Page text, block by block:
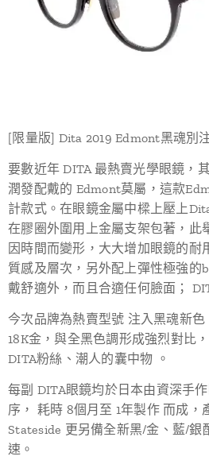
[限量版] Dita 2019 Edmont黑魂別
要數近年 DITA 最熱賣光學眼鏡，
潤發配戴的 Edmont莫屬，這款
計款式。在眼鏡金屬中樑上壓上
在膠圈外圍用上金屬支架包著，此
因時間而變形，大大增加眼鏡的耐
質感及層次，另外配上彈性極強
戴舒適外，而且合適任何臉面；
今次品牌為熱賣型號 注入黑魂新
18K金，與全黑色調形成強烈對比
DITA粉絲、潮人的囊中物 。
每副 DITA眼鏡均於日本由資深手
序， 耗時 8個月至 1年製作 而成，
Stateside 更另備全新黑/金、藍/銀
速。